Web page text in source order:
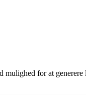
for at generere